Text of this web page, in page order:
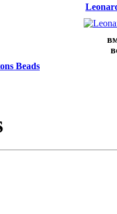
Beads